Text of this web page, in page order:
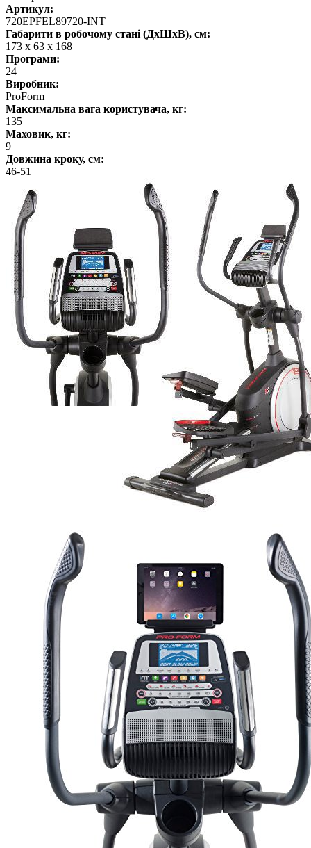
Артикул:
720EPFEL89720-INT
Габарити в робочому стані (ДхШхВ), см:
173 х 63 х 168
Програми:
24
Виробник:
ProForm
Максимальна вага користувача, кг:
135
Маховик, кг:
9
Довжина кроку, см:
46-51